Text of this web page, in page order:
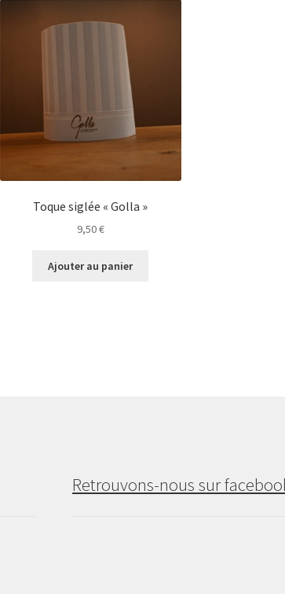
Toque siglée « Golla »
9,50€
Ajouter au panier
Retrouvons-nous sur